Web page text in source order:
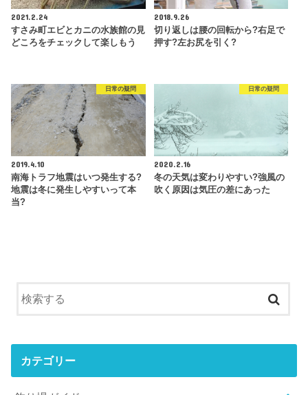
2021.2.24
すさみ町エビとカニの水族館の見
どころをチェックして楽しもう
2018.9.26
切り返しは腰の回転から?右足で
押す?左お尻を引く?
日常の疑問
2019.4.10
南海トラフ地震はいつ発生する?
地震は冬に発生しやすいって本
当?
日常の疑問
2020.2.16
冬の天気は変わりやすい?強風の
吹く原因は気圧の差にあった
カテゴリー